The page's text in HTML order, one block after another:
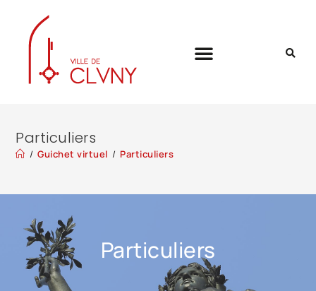
Particuliers
/ Guichet virtuel / Particuliers
Particuliers